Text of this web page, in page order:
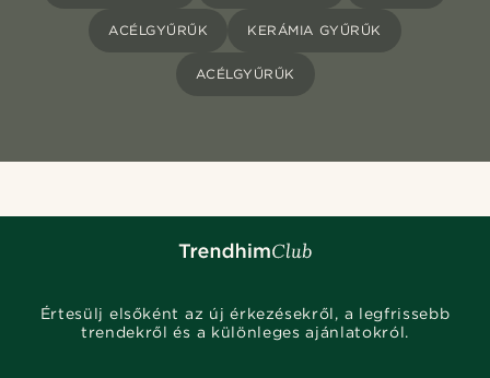
ACÉLGYŰRŰK KERÁMIA GYŰRŰK
ACÉLGYŰRŰK
Értesülj elsőként az új érkezésekről, a legfrissebb
trendekről és a különleges ajánlatokról.